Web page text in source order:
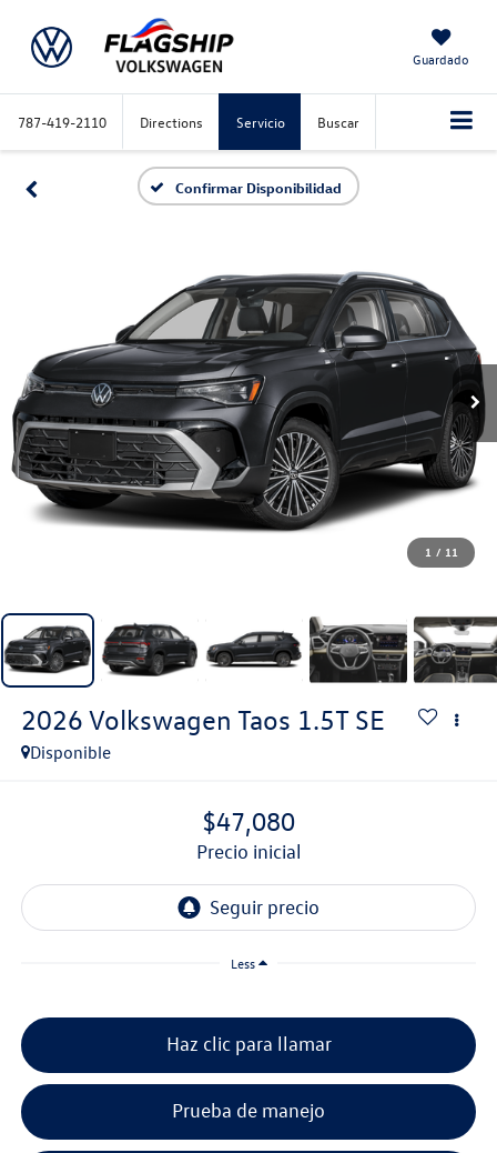
Guardado
787-419-2110 Directions Servicio Buscar
Confirmar Disponibilidad
1 / 11
2026 Volkswagen Taos 1.5T SE
Disponible
$47,080
precio inicial
Less
Haz clic para llamar
Prueba de manejo